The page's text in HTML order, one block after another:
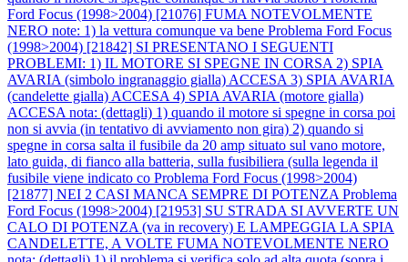
Ford Focus (1998>2004) [21076] FUMA NOTEVOLMENTE
NERO note: 1) la vettura comunque va bene Problema Ford Focus
(1998>2004) [21842] SI PRESENTANO I SEGUENTI
PROBLEMI: 1) IL MOTORE SI SPEGNE IN CORSA 2) SPIA
AVARIA (simbolo ingranaggio gialla) ACCESA 3) SPIA AVARIA
(candelette gialla) ACCESA 4) SPIA AVARIA (motore gialla)
ACCESA nota: (dettagli) 1) quando il motore si spegne in corsa poi
non si avvia (in tentativo di avviamento non gira) 2) quando si
spegne in corsa salta il fusibile da 20 amp situato sul vano motore,
lato guida, di fianco alla batteria, sulla fusibiliera (sulla legenda il
fusibile viene indicato co Problema Ford Focus (1998>2004)
[21877] NEI 2 CASI MANCA SEMPRE DI POTENZA Problema
Ford Focus (1998>2004) [21953] SU STRADA SI AVVERTE UN
CALO DI POTENZA (va in recovery) E LAMPEGGIA LA SPIA
CANDELETTE, A VOLTE FUMA NOTEVOLMENTE NERO